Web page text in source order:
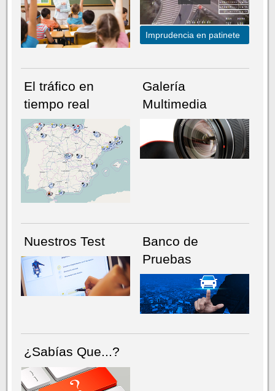
NÚMERO ACTUALHEMEROTECA
Imprudencia en patinete
El tráfico en
tiempo real
Galería
Multimedia
Nuestros Test
Banco de
Pruebas
¿Sabías Que...?